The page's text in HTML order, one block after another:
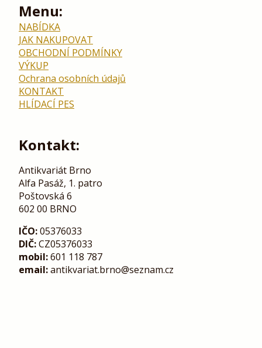
Menu:
NABÍDKA
JAK NAKUPOVAT
OBCHODNÍ PODMÍNKY
VÝKUP
Ochrana osobních údajů
KONTAKT
HLÍDACÍ PES
Kontakt:
Antikvariát Brno
Alfa Pasáž, 1. patro
Poštovská 6
602 00 BRNO
IČO:05376033
DIČ:CZ05376033
mobil:601 118 787
email:antikvariat.brno@seznam.cz